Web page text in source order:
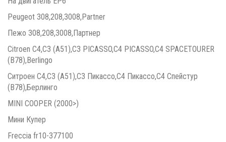
Peugeot 308,208,3008,Partner
Пежо 308,208,3008,Партнер
Citroen C4,C3 (A51),C3 PICASSO,C4 PICASSO,C4 SPACETOURER
(B78),Berlingo
Ситроен С4,С3 (А51),С3 Пикассо,С4 Пикассо,С4 Спейстур
(В78),Берлинго
MINI COOPER (2000>)
Мини Купер
Freccia fr10-377100